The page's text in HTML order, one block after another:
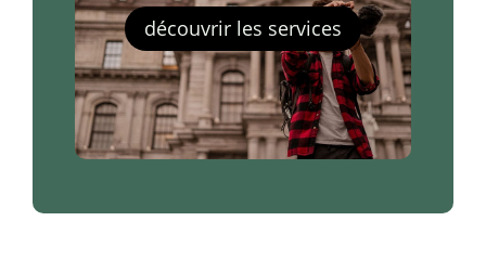
découvrir les services